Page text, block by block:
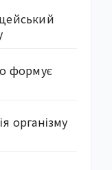
формує
організму